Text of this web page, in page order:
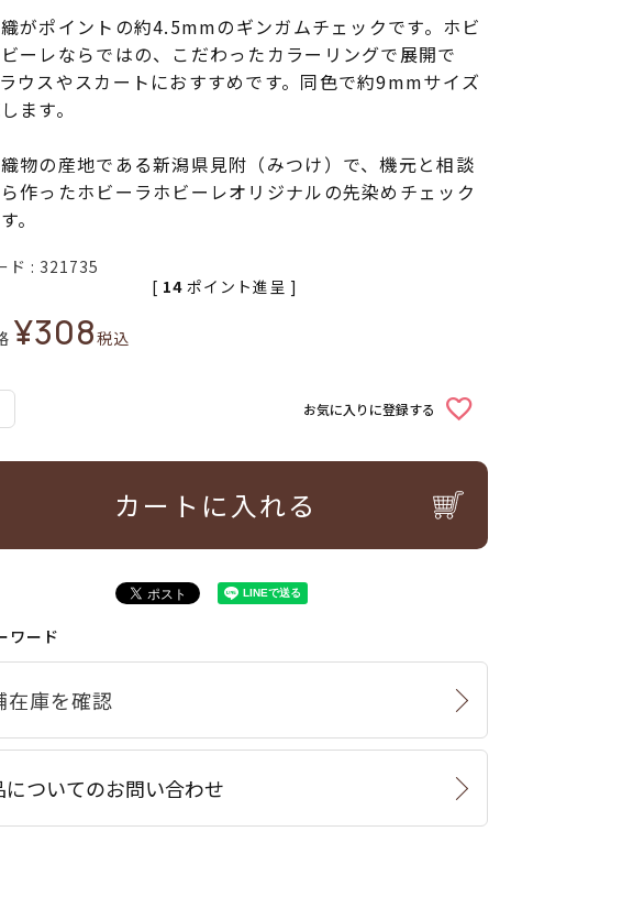
がポイントの約4.5mmのギンガムチェックです。ホビ
ーレならではの、こだわったカラーリングで展開で
ウスやスカートにおすすめです。同色で約9mmサイズ
ます。
物の産地である新潟県見附（みつけ）で、機元と相談
作ったホビーラホビーレオリジナルの先染めチェック
。
ド 321735
¥308税込
[ 14 ポイント進呈 ]
お気に入りに登録する
カートに入れる
ワード
についてのお問い合わせ